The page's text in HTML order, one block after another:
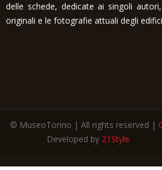
delle schede, dedicate ai singoli
originali e le fotografie attuali degli
© MuseoTorino | All rights reserved |
Developed by 21Style